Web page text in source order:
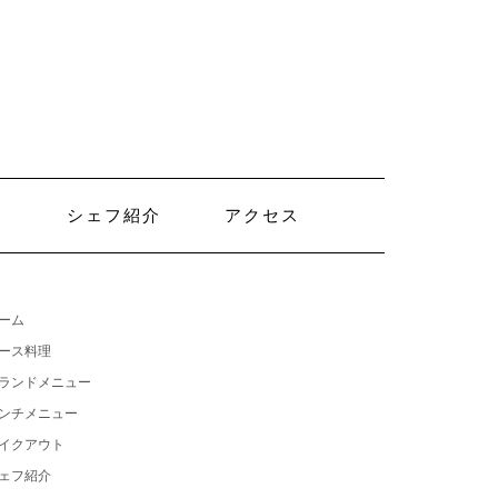
シェフ紹介 アクセス
ム
ス料理
ンドメニュー
チメニュー
クアウト
フ紹介